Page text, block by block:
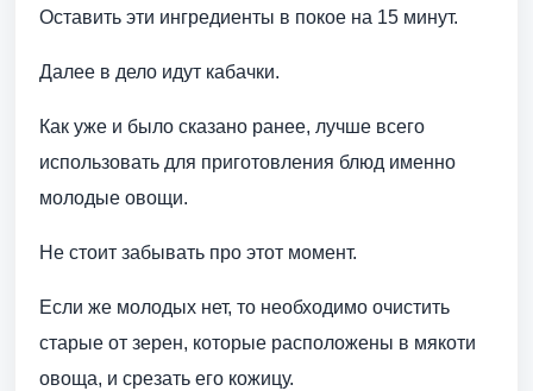
Оставить эти ингредиенты в покое на 15 минут.
Далее в дело идут кабачки.
Как уже и было сказано ранее, лучше всего
использовать для приготовления блюд именно
молодые овощи.
Не стоит забывать про этот момент.
Если же молодых нет, то необходимо очистить
старые от зерен, которые расположены в мякоти
овоща, и срезать его кожицу.